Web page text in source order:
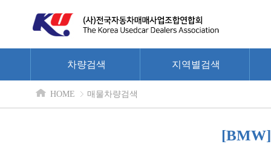
차량검색 지역별검색
HOME 매물차량검색